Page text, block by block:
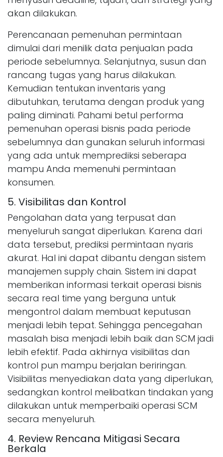
akan dilakukan.
Perencanaan pemenuhan permintaan
dimulai dari menilik data penjualan pada
periode sebelumnya. Selanjutnya, susun dan
rancang tugas yang harus dilakukan.
Kemudian tentukan inventaris yang
dibutuhkan, terutama dengan produk yang
paling diminati. Pahami betul performa
pemenuhan operasi bisnis pada periode
sebelumnya dan gunakan seluruh informasi
yang ada untuk memprediksi seberapa
mampu Anda memenuhi permintaan
konsumen.
5. Visibilitas dan Kontrol
Pengolahan data yang terpusat dan
menyeluruh sangat diperlukan. Karena dari
data tersebut, prediksi permintaan nyaris
akurat. Hal ini dapat dibantu dengan sistem
manajemen supply chain. Sistem ini dapat
memberikan informasi terkait operasi bisnis
secara real time yang berguna untuk
mengontrol dalam membuat keputusan
menjadi lebih tepat. Sehingga pencegahan
masalah bisa menjadi lebih baik dan SCM jadi
lebih efektif. Pada akhirnya visibilitas dan
kontrol pun mampu berjalan beriringan.
Visibilitas menyediakan data yang diperlukan,
sedangkan kontrol melibatkan tindakan yang
dilakukan untuk memperbaiki operasi SCM
secara menyeluruh.
4. Review Rencana Mitigasi Secara
Berkala